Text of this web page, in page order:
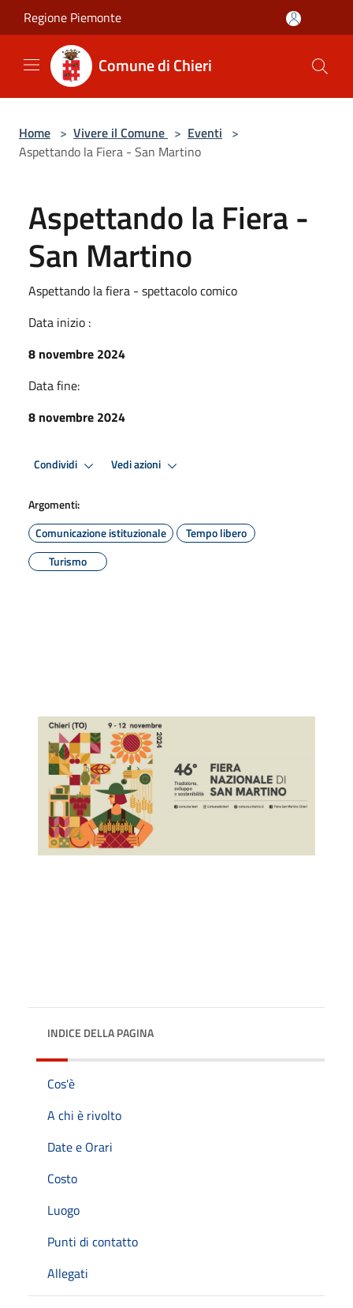
Salta al contenuto principale
Regione Piemonte
Comune di Chieri
Home > Vivere il Comune > Eventi >
Aspettando la Fiera - San Martino
Aspettando la Fiera -
San Martino
Aspettando la fiera - spettacolo comico
Data inizio :
8 novembre 2024
Data fine:
8 novembre 2024
Condividi Vedi azioni
Argomenti:
Comunicazione istituzionale
Tempo libero
Turismo
INDICE DELLA PAGINA
Cos'è
A chi è rivolto
Date e Orari
Costo
Luogo
Punti di contatto
Allegati